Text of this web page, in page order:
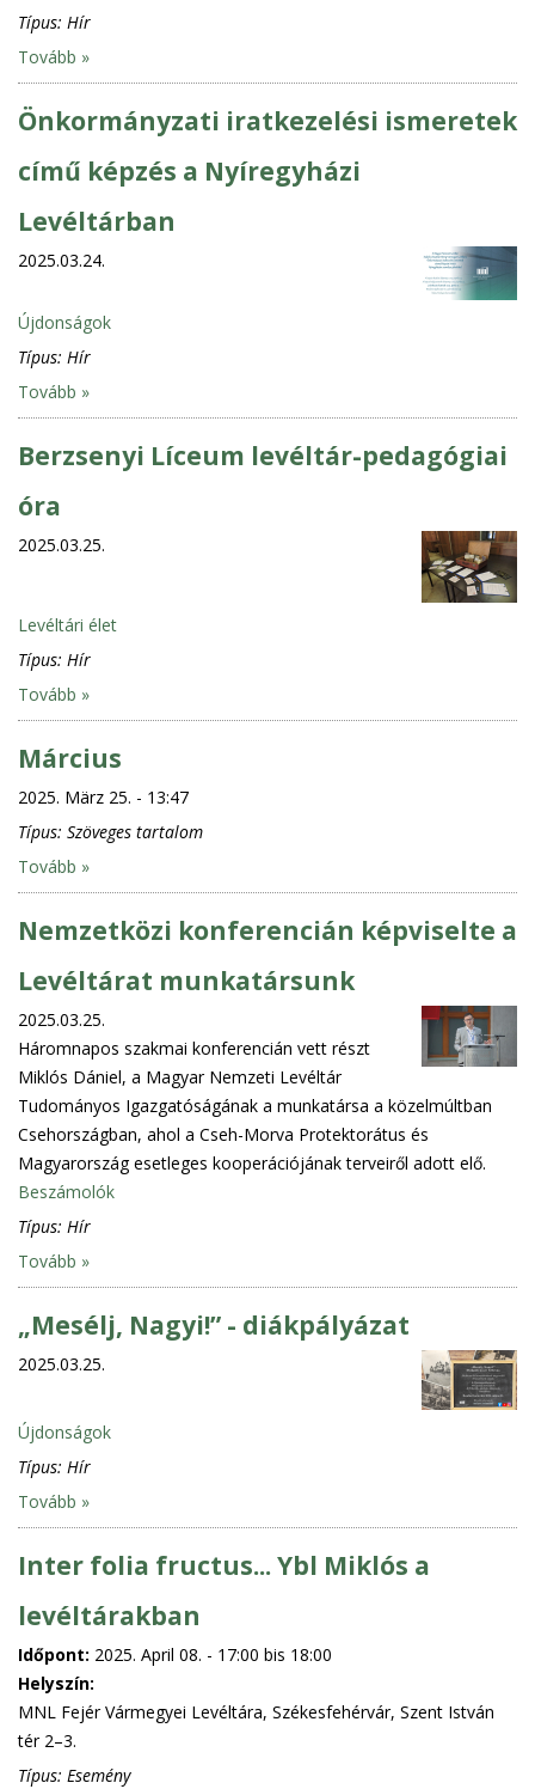
Típus: Hír
Tovább »
Önkormányzati iratkezelési ismeretek
című képzés a Nyíregyházi
Levéltárban
2025.03.24.
Újdonságok
Típus: Hír
Tovább »
Berzsenyi Líceum levéltár-pedagógiai
óra
2025.03.25.
Levéltári élet
Típus: Hír
Tovább »
Március
2025. März 25. - 13:47
Típus: Szöveges tartalom
Tovább »
Nemzetközi konferencián képviselte a
Levéltárat munkatársunk
2025.03.25.
Háromnapos szakmai konferencián vett részt
Miklós Dániel, a Magyar Nemzeti Levéltár
Tudományos Igazgatóságának a munkatársa a közelmúltban
Csehországban, ahol a Cseh-Morva Protektorátus és
Magyarország esetleges kooperációjának terveiről adott elő.
Beszámolók
Típus: Hír
Tovább »
„Mesélj, Nagyi!” - diákpályázat
2025.03.25.
Újdonságok
Típus: Hír
Tovább »
Inter folia fructus... Ybl Miklós a
levéltárakban
Időpont: 2025. April 08. - 17:00 bis 18:00
Helyszín:
MNL Fejér Vármegyei Levéltára, Székesfehérvár, Szent István
tér 2–3.
Típus: Esemény